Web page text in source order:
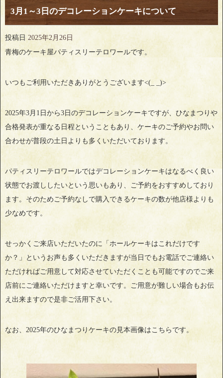
3月1～3日のデコレーションケーキについて
投稿日 2025年2月26日
青梅のケーキ屋パティスリーテロワールです。
いつもご利用いただきありがとうございます<(_ _)>
2025年3月1日から3日のデコレーションケーキですが、ひなまつりや
合格発表が重なる日程ということもあり、ケーキのご予約やお問い
合わせが普段の土日よりも多くいただいております。
パティスリーテロワールではデコレーションケーキはなるべく良い
状態でお渡ししたいという思いもあり、ご予約をおすすめしており
ます。そのためご予約なしで購入できるケーキの数が他店様よりも
少なめです。
せっかくご来店いただいたのに「ホールケーキはこれだけです
か？」というお声も多くいただきますが当日でもお電話でご連絡い
ただければご用意して対応させていただくことも可能ですのでご来
店前にご連絡いただけますと幸いです。ご用意が難しい場合もお伝
え出来ますので是非ご活用下さい。
なお、2025年のひなまつりケーキの見本画像はこちらです。